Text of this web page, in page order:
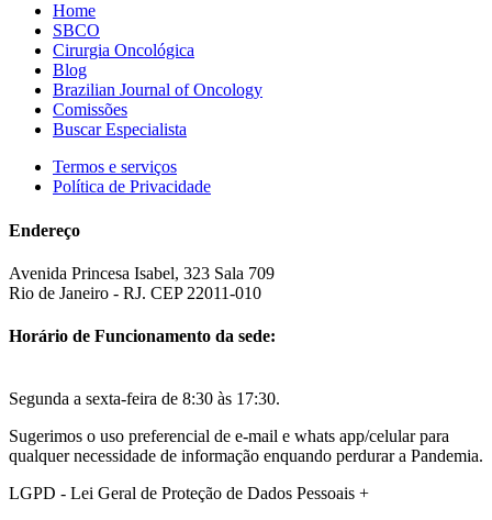
Home
SBCO
Cirurgia Oncológica
Blog
Brazilian Journal of Oncology
Comissões
Buscar Especialista
Termos e serviços
Política de Privacidade
Endereço
Avenida Princesa Isabel, 323 Sala 709
Rio de Janeiro - RJ. CEP 22011-010
Horário de Funcionamento da sede:
Segunda a sexta-feira de 8:30 às 17:30.
Sugerimos o uso preferencial de e-mail e whats app/celular para
qualquer necessidade de informação enquando perdurar a Pandemia.
LGPD - Lei Geral de Proteção de Dados Pessoais +